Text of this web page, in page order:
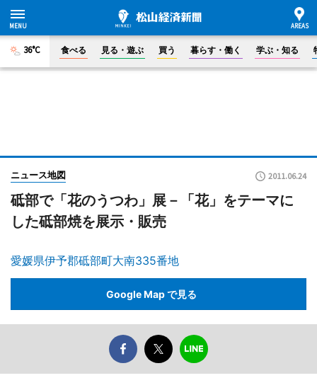
36°C 食べる 見る・遊ぶ 買う 暮らす・働く 学ぶ・知る
ニュース地図 2011.06.24
砥部で「花のうつわ」展－「花」をテーマに
した砥部焼を展示・販売
愛媛県伊予郡砥部町大南335番地
Google Map で見る